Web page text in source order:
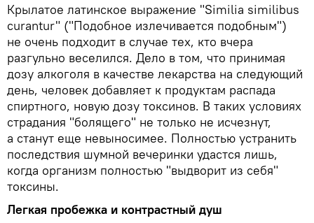
Крылатое латинское выражение "Similia similibus
curantur" ("Подобное излечивается подобным")
не очень подходит в случае тех, кто вчера
разгульно веселился. Дело в том, что принимая
дозу алкоголя в качестве лекарства на следующий
день, человек добавляет к продуктам распада
спиртного, новую дозу токсинов. В таких условиях
страдания "болящего" не только не исчезнут,
а станут еще невыносимее. Полностью устранить
последствия шумной вечеринки удастся лишь,
когда организм полностью "выдворит из себя"
токсины.
Легкая пробежка и контрастный душ